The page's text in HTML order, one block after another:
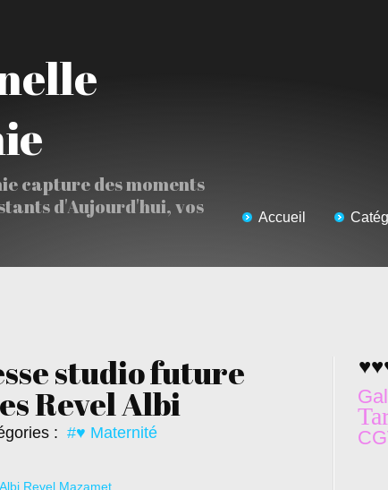
capture des moments
d'Aujourd'hui, vos
Accueil
studio future
Revel Albi
: #♥ Maternité C